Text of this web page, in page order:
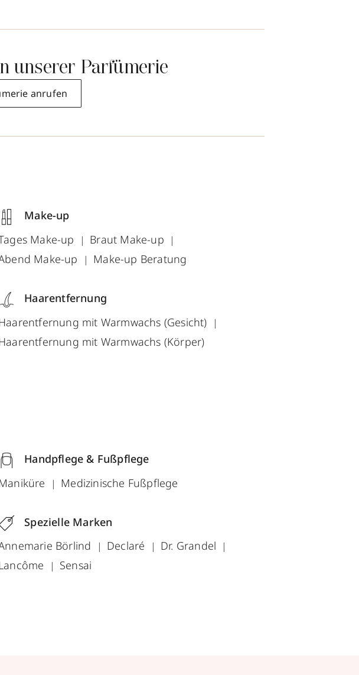
unserer Parfümerie
anrufen
Make-up
Make-up
Braut Make-up
Make-up
Make-up Beratung
Haarentfernung
mit Warmwachs (Gesicht)
mit Warmwachs (Körper)
Handpflege & Fußpflege
Medizinische Fußpflege
Spezielle Marken
Börlind
Declaré
Dr. Grandel
Sensai